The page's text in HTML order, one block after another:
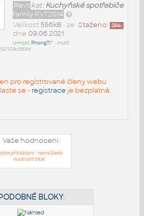
kat:Kuchyňské spotřebiče
Revit
family RVT2014
Staženo: 294x
Velikost 556kB• ze
dne 09.06.2021
Umístil: PhongTi^ • md5:
pro registrované členy webu
se - registrace je bezplatná.
Vaše hodnocení:
přihlášeni - nemůžete
hodnotit blok